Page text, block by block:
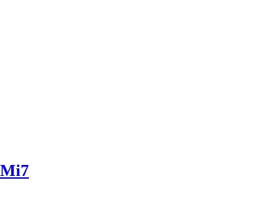
Mi7